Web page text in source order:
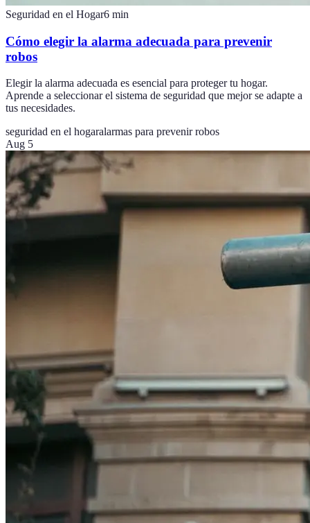
Seguridad en el Hogar6 min
Cómo elegir la alarma adecuada para prevenir
robos
Elegir la alarma adecuada es esencial para proteger tu hogar.
Aprende a seleccionar el sistema de seguridad que mejor se adapte a
tus necesidades.
seguridad en el hogaralarmas para prevenir robos
Aug 5